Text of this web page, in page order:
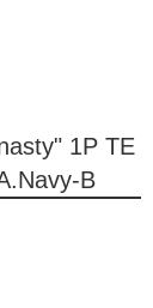
1P TE
B